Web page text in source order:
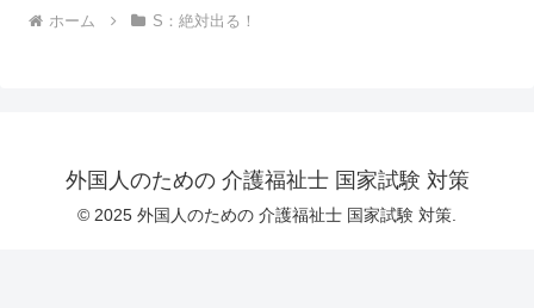
ホーム S：絶対出る！
外国人のための 介護福祉士 国家試験 対策
© 2025 外国人のための 介護福祉士 国家試験 対策.